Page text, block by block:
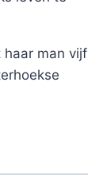
man vijf